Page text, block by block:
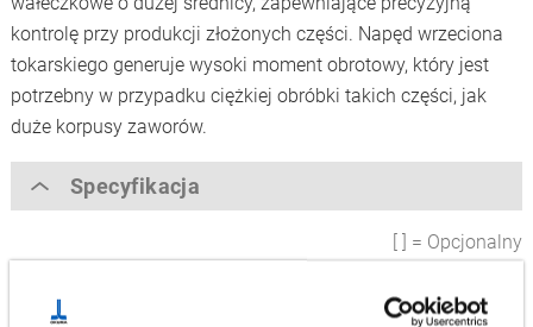
kontrolę przy produkcji złożonych części. Napęd wrzeciona
tokarskiego generuje wysoki moment obrotowy, który jest
potrzebny w przypadku ciężkiej obróbki takich części, jak
duże korpusy zaworów.
Specyfikacja
[ ] = Opcjonalny
Maks. średnica toczenia [mm]